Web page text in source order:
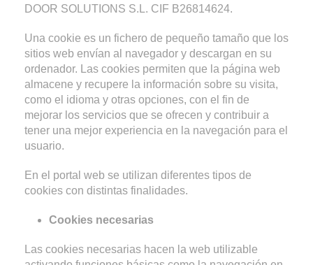
DOOR SOLUTIONS S.L. CIF B26814624.
Una cookie es un fichero de pequeño tamaño que los
sitios web envían al navegador y descargan en su
ordenador. Las cookies permiten que la página web
almacene y recupere la información sobre su visita,
como el idioma y otras opciones, con el fin de
mejorar los servicios que se ofrecen y contribuir a
tener una mejor experiencia en la navegación para el
usuario.
En el portal web se utilizan diferentes tipos de
cookies con distintas finalidades.
Cookies necesarias
Las cookies necesarias hacen la web utilizable